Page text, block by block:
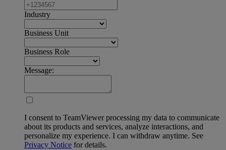
Industry
Business Unit
Business Role
Message:
I consent to TeamViewer processing my data to communicate
about its products and services, analyze interactions, and
personalize my experience. I can withdraw anytime. See
Privacy Notice for details.